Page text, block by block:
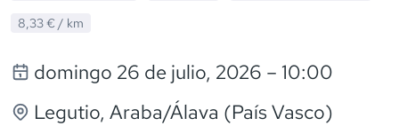
8,33 € / km
domingo 26 de julio, 2026 – 10:00
Legutio, Araba/Álava (País Vasco)